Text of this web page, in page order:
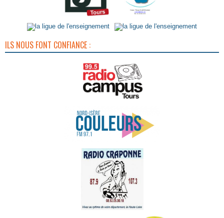
ILS NOUS FONT CONFIANCE :